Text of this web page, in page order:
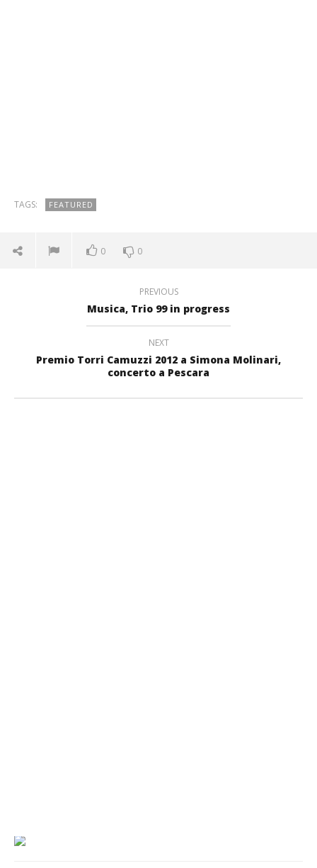
TAGS: FEATURED
0 0
PREVIOUS
Musica, Trio 99 in progress
NEXT
Premio Torri Camuzzi 2012 a Simona Molinari,
concerto a Pescara